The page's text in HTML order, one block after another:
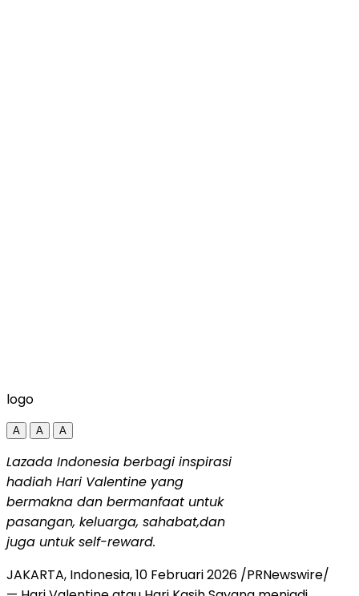
logo
A A A
Lazada Indonesia berbagi inspirasi
hadiah Hari Valentine yang
bermakna dan bermanfaat untuk
pasangan, keluarga, sahabat,dan
juga untuk self-reward.
JAKARTA, Indonesia,10 Februari 2026 /PRNewswire/